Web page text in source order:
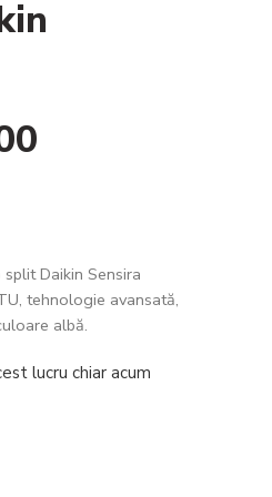
Daikin Sensira
tehnologie avansată,
albă.
lucru chiar acum